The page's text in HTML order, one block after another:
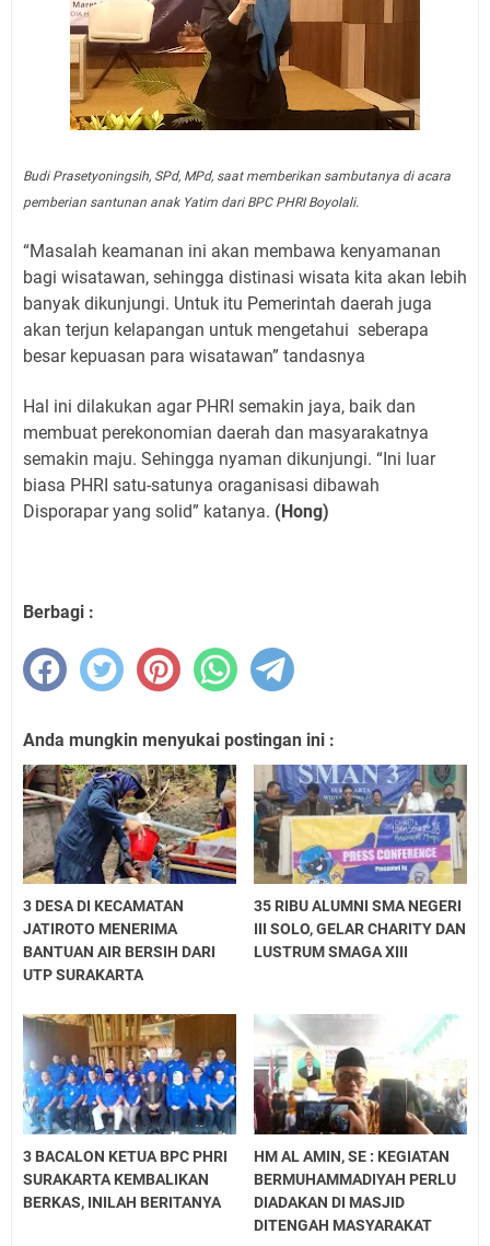
Budi Prasetyoningsih, SPd, MPd, saat memberikan sambutanya di acara
pemberian santunan anak Yatim dari BPC PHRI Boyolali.
“Masalah keamanan ini akan membawa kenyamanan
bagi wisatawan, sehingga distinasi wisata kita akan lebih
banyak dikunjungi. Untuk itu Pemerintah daerah juga
akan terjun kelapangan untuk mengetahui seberapa
besar kepuasan para wisatawan” tandasnya
Hal ini dilakukan agar PHRI semakin jaya, baik dan
membuat perekonomian daerah dan masyarakatnya
semakin maju. Sehingga nyaman dikunjungi. “Ini luar
biasa PHRI satu-satunya oraganisasi dibawah
Disporapar yang solid” katanya. (Hong)
Berbagi :
Anda mungkin menyukai postingan ini :
3 DESA DI KECAMATAN
JATIROTO MENERIMA
BANTUAN AIR BERSIH DARI
UTP SURAKARTA
35 RIBU ALUMNI SMA NEGERI
III SOLO, GELAR CHARITY DAN
LUSTRUM SMAGA XIII
3 BACALON KETUA BPC PHRI
SURAKARTA KEMBALIKAN
BERKAS, INILAH BERITANYA
HM AL AMIN, SE : KEGIATAN
BERMUHAMMADIYAH PERLU
DIADAKAN DI MASJID
DITENGAH MASYARAKAT